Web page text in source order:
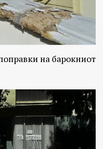
на барокниот